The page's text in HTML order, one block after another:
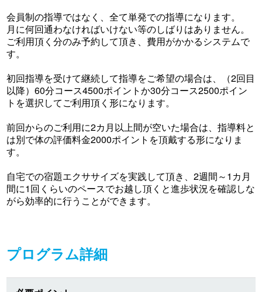
会員制の指導ではなく、全て単発での指導になります。
月に何回通わなければいけない等のしばりはありません。
ご利用頂く分のみ予約して頂き、費用がかかるシステムで
す。
初回指導を受けて継続して指導をご希望の場合は、（2回目
以降）60分コース4500ポイントか30分コース2500ポイン
トを選択してご利用頂く形になります。
前回からのご利用に2カ月以上間が空いた場合は、指導料と
は別で体の評価料金2000ポイントを頂戴する形になりま
す。
自宅での宿題エクササイズを実践して頂き、2週間～1カ月
間に1回くらいのペースでお越し頂くと進歩状況を確認しな
がら効率的に行うことができます。
プログラム詳細